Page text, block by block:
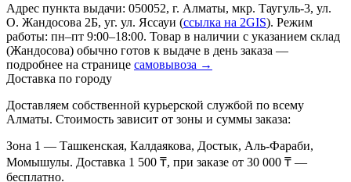
Адрес пункта выдачи: 050052, г. Алматы, мкр. Таугуль-3, ул.
О. Жандосова 2Б, уг. ул. Яссауи (ссылка на 2GIS). Режим
работы: пн–пт 9:00–18:00. Товар в наличии с указанием склад
(Жандосова) обычно готов к выдаче в день заказа —
подробнее на странице самовывоза →
Доставка по городу
Доставляем собственной курьерской службой по всему
Алматы. Стоимость зависит от зоны и суммы заказа:
Зона 1 — Ташкенская, Калдаякова, Достык, Аль-Фараби,
Момышулы. Доставка 1 500 ₸, при заказе от 30 000 ₸ —
бесплатно.